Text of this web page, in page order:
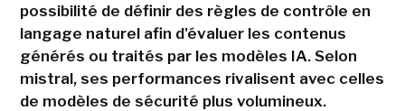
possibilité de définir des règles de contrôle en
langage naturel afin d'évaluer les contenus
générés ou traités par les modèles IA. Selon
mistral, ses performances rivalisent avec celles
de modèles de sécurité plus volumineux.